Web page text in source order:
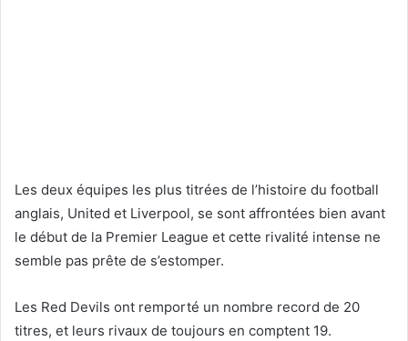
Les deux équipes les plus titrées de l’histoire du football
anglais, United et Liverpool, se sont affrontées bien avant
le début de la Premier League et cette rivalité intense ne
semble pas prête de s’estomper.
Les Red Devils ont remporté un nombre record de 20
titres, et leurs rivaux de toujours en comptent 19.